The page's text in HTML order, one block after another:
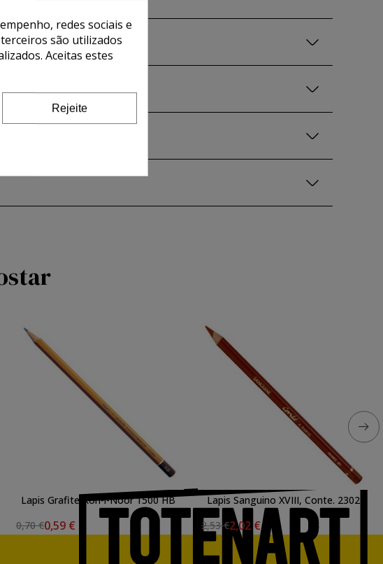
Lapis Grafite Koh-i-Noor 1500 HB
0,70 €0,59 €
Lapis Sanguino XVIII, Conte. 2302
2,53 €2,02 €
redes sociais e
são utilizados
Aceitas estes
Rejeite